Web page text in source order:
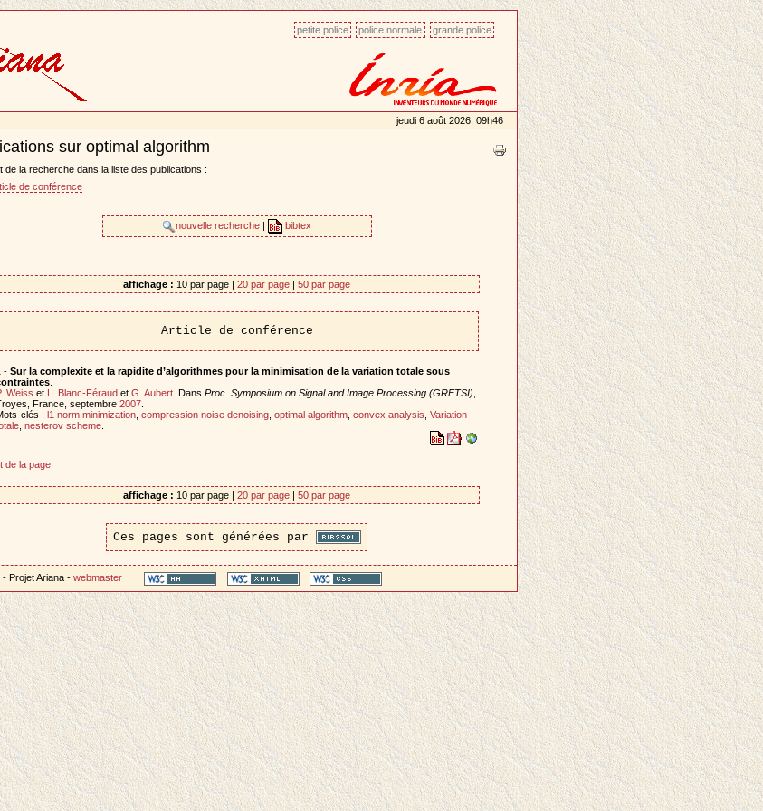
petite police police normale grande police
jeudi 6 août 2026, 09h46
sur optimal algorithm
de la recherche dans la liste des publications :
de conférence
nouvelle recherche bibtex
affichage : 10 par page | 20 par page | 50 par page
Article de conférence
- Sur la complexite et la rapidite d’algorithmes pour la minimisation de la variation totale sous
.
Weiss et L. Blanc-Féraudet G. Aubert. Dans Proc. Symposium on Signal and Image Processing (GRETSI)
France, septembre 2007.
clés : l1 norm minimization, compression noise denoising, optimal algorithm, convex analysis Variation
, nesterov scheme.
de la page
affichage : 10 par page | 20 par page | 50 par page
Ces pages sont générées par
Projet Ariana -webmaster